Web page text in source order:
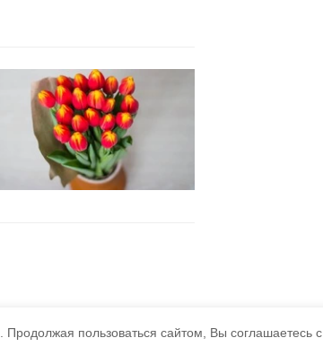
Продолжая пользоваться сайтом, Вы соглашаетесь с